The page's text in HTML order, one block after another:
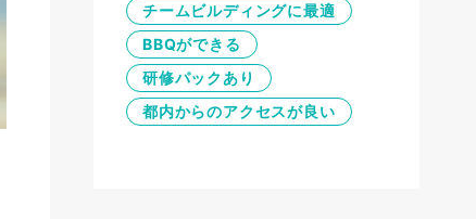
チームビルディングに最適
BBQができる
研修パックあり
都内からのアクセスが良い